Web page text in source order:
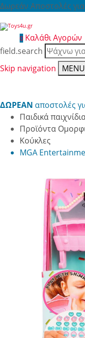
Δωρεάν Αποστολές
0 Καλάθι Αγορών
field.search
Skip navigation
MENU
ΔΩΡΕΑΝ αποστολές
Παιδικά
Προϊόντα
Κούκλες
MGA